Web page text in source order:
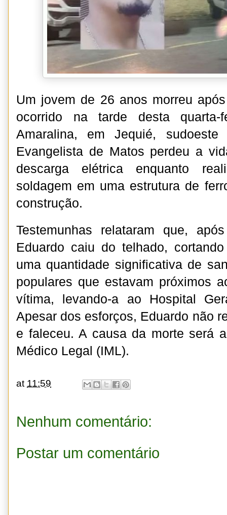
Um jovem de 26 anos morreu
ocorrido na tarde desta
Amaralina, em Jequié,
Evangelista de Matos perdeu a
descarga elétrica enquanto
soldagem em uma estrutura de
construção.
Testemunhas relataram que,
Eduardo caiu do telhado,
uma quantidade significativa de
populares que estavam próximos
vítima, levando-a ao Hospital
Apesar dos esforços, Eduardo não
e faleceu. A causa da morte será
Médico Legal (IML).
at 11:59
Nenhum comentário:
Postar um comentário